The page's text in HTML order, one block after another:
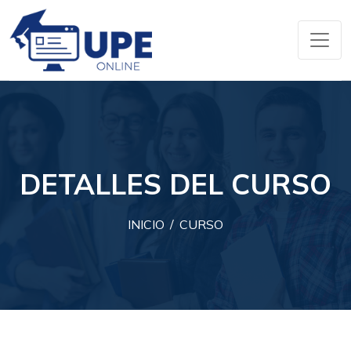
DETALLES DEL CURSO
INICIO CURSO